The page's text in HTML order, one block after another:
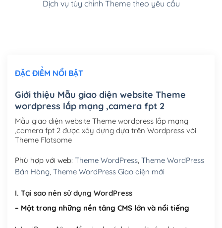
Cài đặt SMTP Mail cho site Wordpress(+100,000₫)
Mua thêm Host + Tên miền
Tên miền quốc tế .com .net .org (1 năm)
Tên miền Việt Nam .vn (1 năm)(+550,000₫)
Hosting 2GB SSD (1 năm)(+450,000₫)
Hosting 5GB SSD (1 năm) (+650,000₫)
Dịch vụ tùy chỉnh Theme theo yêu cầu
ĐẶC ĐIỂM NỔI BẬT
Giới thiệu Mẫu giao diện website Theme
wordpress lắp mạng ,camera fpt 2
Mẫu giao diện website Theme wordpress lắp mạng
,camera fpt 2 được xây dựng dựa trên Wordpress với
Theme Flatsome
Phù hợp với web: Theme WordPress, Theme WordPress
Bán Hàng, Theme WordPress Giao diện mới
I. Tại sao nên sử dụng WordPress
– Một trong những nền tảng CMS lớn và nổi tiếng